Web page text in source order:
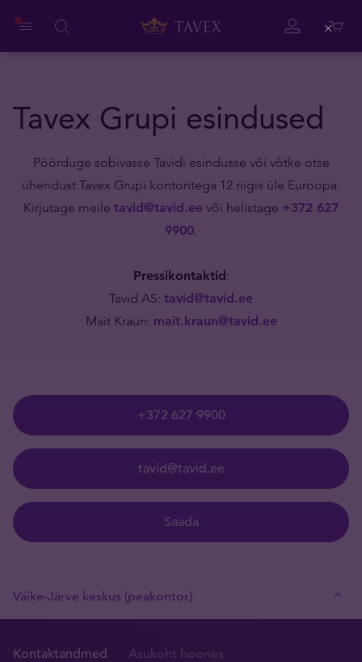
Tavex Grupi esindused
Pöörduge sobivasse Tavidi esindusse või võtke otse
ühendust Tavex Grupi kontoritega 12 riigis üle Euroopa.
Kirjutage meile tavid@tavid.ee või helistage +372 627
9900.
Pressikontaktid:
Tavid AS: tavid@tavid.ee
Mait Kraun: mait.kraun@tavid.ee
+372 627 9900
tavid@tavid.ee
Saada
Väike-Järve keskus (peakontor)
Kontaktandmed Asukoht hoones
Close